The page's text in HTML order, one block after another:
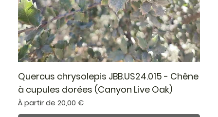
Quercus chrysolepis JBB.US24.015 - Chêne
à cupules dorées (Canyon Live Oak)
À partir de20,00 €
Prix promotionnel